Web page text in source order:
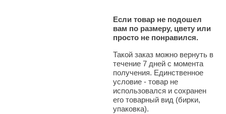
Если товар не подошел
вам по размеру, цвету или
просто не понравился.
Такой заказ можно вернуть в
течение 7 дней с момента
получения. Единственное
условие - товар не
использовался и сохранен
его товарный вид (бирки,
упаковка).